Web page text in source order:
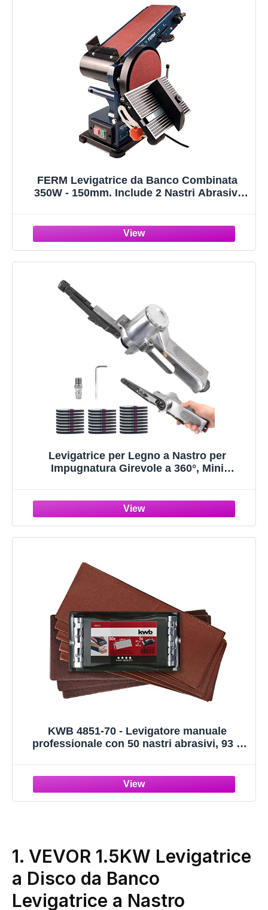
FERM Levigatrice da Banco Combinata
350W - 150mm. Include 2 Nastri Abrasivi
Levigatrice per Legno a Nastro per
Impugnatura Girevole a 360°, Mini
Rimuovere la Ruggine
KWB 4851-70 - Levigatore manuale
professionale con 50 nastri abrasivi, 93 x
1. VEVOR 1.5KW Levigatrice
a Disco da Banco
Levigatrice a Nastro